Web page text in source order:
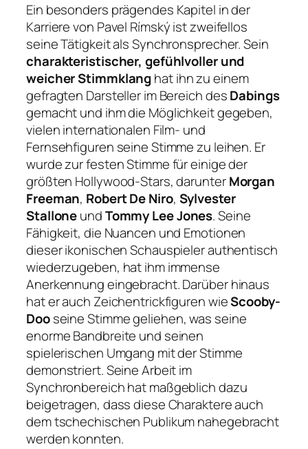
Ein besonders prägendes Kapitel in der
Karriere von Pavel Rímský ist zweifellos
seine Tätigkeit als Synchronsprecher. Sein
charakteristischer, gefühlvoller und
weicher Stimmklang hat ihn zu einem
gefragten Darsteller im Bereich desDabings
gemacht und ihm die Möglichkeit gegeben,
vielen internationalen Film- und
Fernsehfiguren seine Stimme zu leihen. Er
wurde zur festen Stimme für einige der
größten Hollywood-Stars, darunterMorgan
Freeman, Robert De Niro, Sylvester
StalloneundTommy Lee Jones. Seine
Fähigkeit, die Nuancen und Emotionen
dieser ikonischen Schauspieler authentisch
wiederzugeben, hat ihm immense
Anerkennung eingebracht. Darüber hinaus
hat er auch Zeichentrickfiguren wieScooby-
Dooseine Stimme geliehen, was seine
enorme Bandbreite und seinen
spielerischen Umgang mit der Stimme
demonstriert. Seine Arbeit im
Synchronbereich hat maßgeblich dazu
beigetragen, dass diese Charaktere auch
dem tschechischen Publikum nahegebracht
werden konnten.